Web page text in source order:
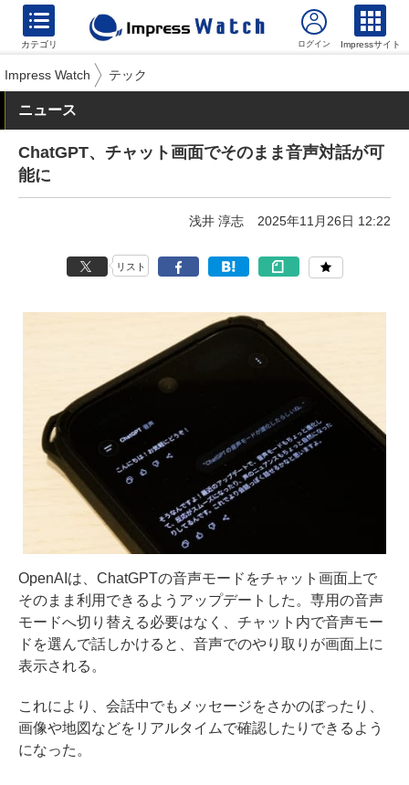
カテゴリ Impressサイト
Impress Watch テック
ニュース
ChatGPT、チャット画面でそのまま音声対話が可
能に
浅井 淳志 2025年11月26日 12:22
リスト
OpenAIは、ChatGPTの音声モードをチャット画面上で
そのまま利用できるようアップデートした。専用の音声
モードへ切り替える必要はなく、チャット内で音声モー
ドを選んで話しかけると、音声でのやり取りが画面上に
表示される。
これにより、会話中でもメッセージをさかのぼったり、
画像や地図などをリアルタイムで確認したりできるよう
になった。